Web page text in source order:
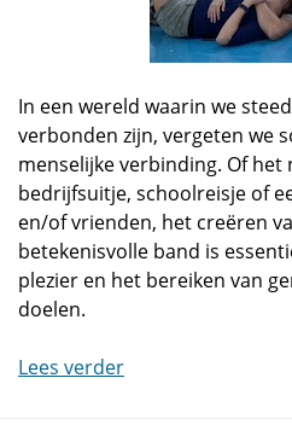
In een wereld waarin we
verbonden zijn, vergeten we
menselijke verbinding. Of het
bedrijfsuitje, schoolreisje of
en/of vrienden, het creëren
betekenisvolle band is
plezier en het bereiken van
doelen.
Lees verder